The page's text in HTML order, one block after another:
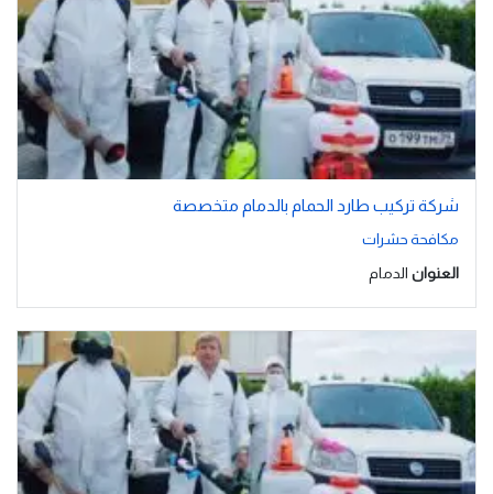
شركة تركيب طارد الحمام بالدمام متخصصة
مكافحة حشرات
العنوان الدمام